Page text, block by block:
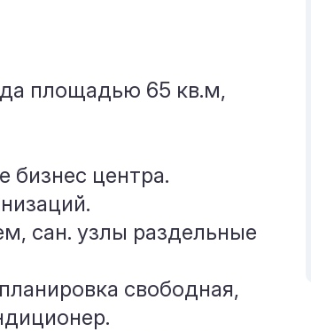
площадью 65 кв.м,
бизнес центра.
сан. узлы раздельные
свободная,